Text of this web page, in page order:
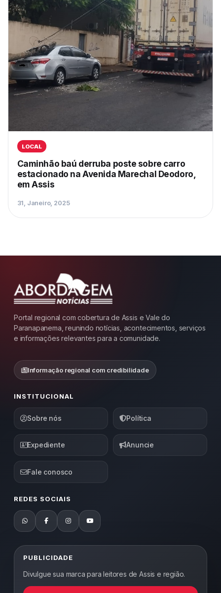
LOCAL
Caminhão baú derruba poste sobre carro
estacionado na Avenida Marechal Deodoro,
em Assis
31, Janeiro, 2025
Portal regional com cobertura de Assis e Vale do
Paranapanema, reunindo notícias, acontecimentos, serviços
e informações relevantes para a comunidade.
Informação regional com credibilidade
INSTITUCIONAL
Sobre nós Política
Expediente Anuncie
Fale conosco
REDES SOCIAIS
PUBLICIDADE
Divulgue sua marca para leitores de Assis e região.